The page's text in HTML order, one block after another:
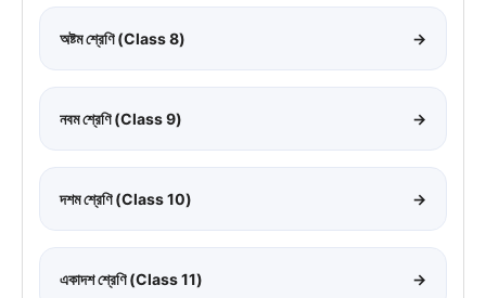
অষ্টম শ্রেণি (Class 8) →
নবম শ্রেণি (Class 9) →
দশম শ্রেণি (Class 10) →
একাদশ শ্রেণি (Class 11) →